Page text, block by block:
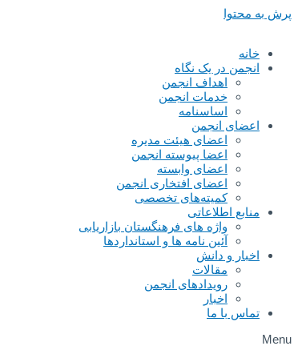
پرش به محتوا
خانه
انجمن در یک نگاه
اهداف انجمن
خدمات انجمن
اساسنامه
اعضای انجمن
اعضای هیئت مدیره
اعضا پیوسته انجمن
اعضای وابسته
اعضای افتخاری انجمن
کمیته‌های تخصصی
منابع اطلاعاتی
واژه های فرهنگستان بازاریابی
آئین نامه ها و استانداردها
اخبار و دانش
مقالات
رویدادهای انجمن
اخبار
تماس با ما
Menu